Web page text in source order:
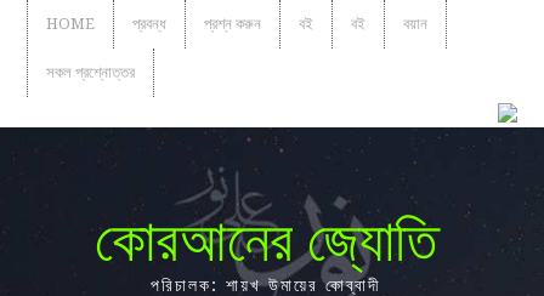
HOME প্রবন্ধ প্রশ্ন করুন বই বই বয়ান
সকল প্রশ্নোত্তর
কোরআনের জ্যোতি
পরিচালক: শায়খ উমায়ের কোব্বাদী